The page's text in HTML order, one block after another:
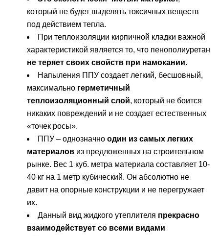
который не будет выделять токсичных веществ
под действием тепла.
При теплоизоляции кирпичной кладки важной
характеристикой является то, что пенополиуретан
не теряет своих свойств при намокании.
Напыления ППУ создает легкий, бесшовный,
максимально герметичный
теплоизоляционный слой, который не боится
никаких повреждений и не создает естественных
«точек росы».
ППУ – однозначно один из самых легких
материалов из предложенных на строительном
рынке. Вес 1 куб. метра материала составляет 10-
40 кг на 1 метр кубический. Он абсолютно не
давит на опорные конструкции и не перегружает
их.
Данный вид жидкого утеплителя прекрасно
взаимодействует со всеми видами